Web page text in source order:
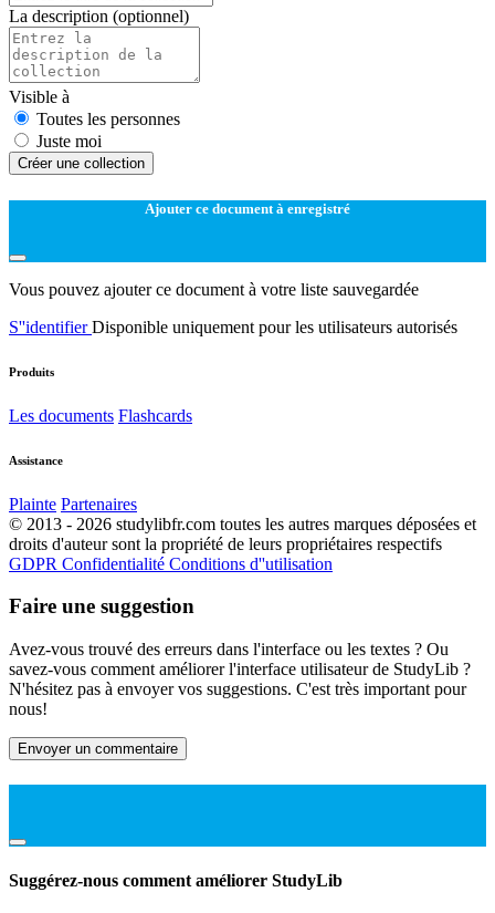
La description (optionnel)
Visible à
Toutes les personnes
Juste moi
Créer une collection
Ajouter ce document à enregistré
Vous pouvez ajouter ce document à votre liste sauvegardée
S''identifierDisponible uniquement pour les utilisateurs autorisés
Produits
Les documents Flashcards
Assistance
Plainte Partenaires
© 2013 - 2026 studylibfr.com toutes les autres marques déposées et
droits d'auteur sont la propriété de leurs propriétaires respectifs
GDPR Confidentialité Conditions d''utilisation
Faire une suggestion
Avez-vous trouvé des erreurs dans l'interface ou les textes ? Ou
savez-vous comment améliorer l'interface utilisateur de StudyLib ?
N'hésitez pas à envoyer vos suggestions. C'est très important pour
nous!
Envoyer un commentaire
Suggérez-nous comment améliorer StudyLib